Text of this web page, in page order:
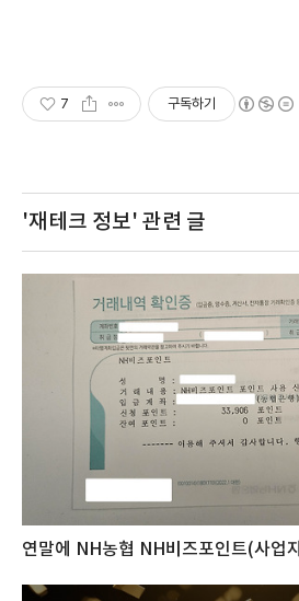
7 구독하기
'재테크 정보' 관련 글
연말에 NH농협 NH비즈포인트(사업